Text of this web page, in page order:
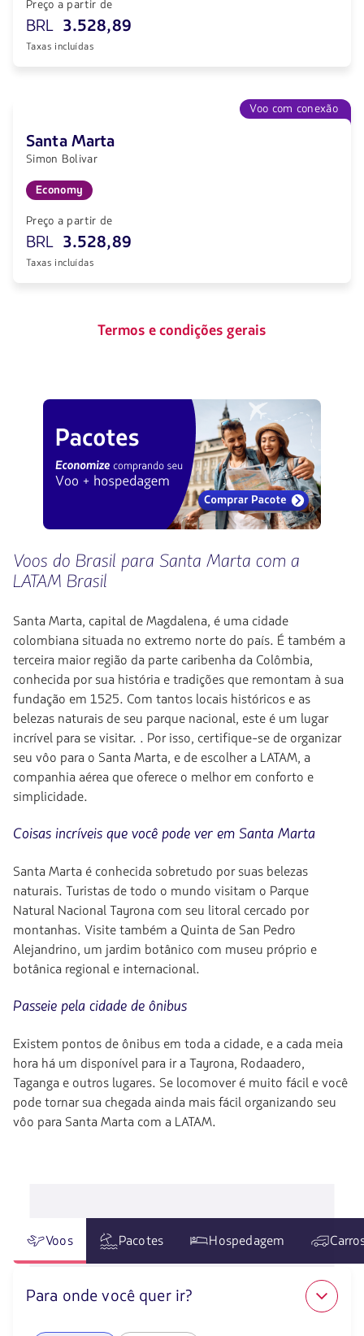
Preço a partir de
BRL 3.528,89
Taxas incluídas
Voo com conexão
Santa Marta
Simon Bolivar
Economy
Preço a partir de
BRL 3.528,89
Taxas incluídas
Termos e condições gerais
Voos do Brasil para Santa Marta com a
LATAM Brasil
Santa Marta, capital de Magdalena, é uma cidade
colombiana situada no extremo norte do país. É também a
terceira maior região da parte caribenha da Colômbia,
conhecida por sua história e tradições que remontam à sua
fundação em 1525. Com tantos locais históricos e as
belezas naturais de seu parque nacional, este é um lugar
incrível para se visitar. . Por isso, certifique-se de organizar
seu vôo para o Santa Marta, e de escolher a LATAM, a
companhia aérea que oferece o melhor em conforto e
simplicidade.
Coisas incríveis que você pode ver em Santa Marta
Santa Marta é conhecida sobretudo por suas belezas
naturais. Turistas de todo o mundo visitam o Parque
Natural Nacional Tayrona com seu litoral cercado por
montanhas. Visite também a Quinta de San Pedro
Alejandrino, um jardim botânico com museu próprio e
botânica regional e internacional.
Passeie pela cidade de ônibus
Existem pontos de ônibus em toda a cidade, e a cada meia
hora há um disponível para ir a Tayrona, Rodaadero,
Taganga e outros lugares. Se locomover é muito fácil e você
pode tornar sua chegada ainda mais fácil organizando seu
vôo para Santa Marta com a LATAM.
Voos Pacotes Hospedagem
Para onde você quer ir?